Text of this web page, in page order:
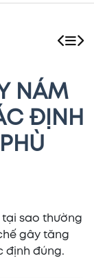
NÁM
ĐỊNH
tại sao thường
gây tăng
định đúng.